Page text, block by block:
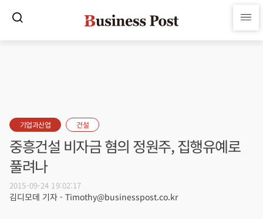
기업과산업 건설
중흥건설 비자금 혐의 정원주, 집행유예로
풀려나
2015-09-24 19:02:17
김디모데 기자 - Timothy@businesspost.co.kr